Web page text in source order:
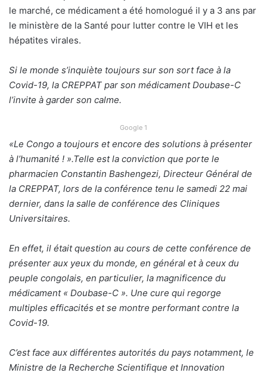
le marché, ce médicament a été homologué il y a 3 ans par
le ministère de la Santé pour lutter contre le VIH et les
hépatites virales.
Si le monde s’inquiète toujours sur son sort face à la
Covid-19, la CREPPAT par son médicament Doubase-C
l’invite à garder son calme.
Google 1
«Le Congo a toujours et encore des solutions à présenter
à l’humanité ! ».Telle est la conviction que porte le
pharmacien Constantin Bashengezi, Directeur Général de
la CREPPAT, lors de la conférence tenu le samedi 22 mai
dernier, dans la salle de conférence des Cliniques
Universitaires.
En effet, il était question au cours de cette conférence de
présenter aux yeux du monde, en général et à ceux du
peuple congolais, en particulier, la magnificence du
médicament « Doubase-C ». Une cure qui regorge
multiples efficacités et se montre performant contre la
Covid-19.
C’est face aux différentes autorités du pays notamment, le
Ministre de la Recherche Scientifique et Innovation